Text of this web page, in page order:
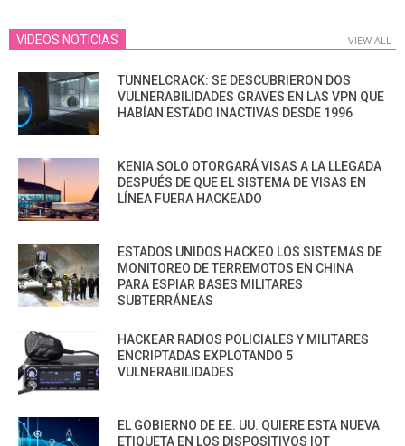
VIDEOS NOTICIAS VIEW ALL
TUNNELCRACK: SE DESCUBRIERON DOS
VULNERABILIDADES GRAVES EN LAS VPN QUE
HABÍAN ESTADO INACTIVAS DESDE 1996
KENIA SOLO OTORGARÁ VISAS A LA LLEGADA
DESPUÉS DE QUE EL SISTEMA DE VISAS EN
LÍNEA FUERA HACKEADO
ESTADOS UNIDOS HACKEO LOS SISTEMAS DE
MONITOREO DE TERREMOTOS EN CHINA
PARA ESPIAR BASES MILITARES
SUBTERRÁNEAS
HACKEAR RADIOS POLICIALES Y MILITARES
ENCRIPTADAS EXPLOTANDO 5
VULNERABILIDADES
EL GOBIERNO DE EE. UU. QUIERE ESTA NUEVA
ETIQUETA EN LOS DISPOSITIVOS IOT